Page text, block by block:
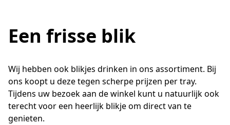
Een frisse blik
Wij hebben ook blikjes drinken in ons assortiment. Bij
ons koopt u deze tegen scherpe prijzen per tray.
Tijdens uw bezoek aan de winkel kunt u natuurlijk ook
terecht voor een heerlijk blikje om direct van te
genieten.